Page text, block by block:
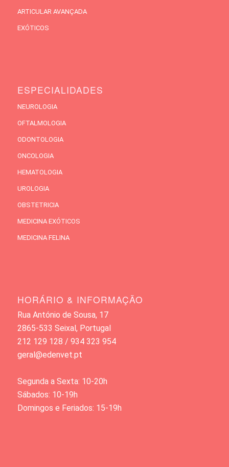
ARTICULAR AVANÇADA
EXÓTICOS
ESPECIALIDADES
NEUROLOGIA
OFTALMOLOGIA
ODONTOLOGIA
ONCOLOGIA
HEMATOLOGIA
UROLOGIA
OBSTETRICIA
MEDICINA EXÓTICOS
MEDICINA FELINA
HORÁRIO & INFORMAÇÃO
Rua António de Sousa, 17
2865-533 Seixal, Portugal
212 129 128 / 934 323 954
geral@edenvet.pt
Segunda a Sexta: 10-20h
Sábados: 10-19h
Domingos e Feriados: 15-19h